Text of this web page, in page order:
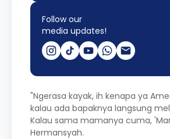
Follow our
media updates!
"Ngerasa kayak, ih kenapa ya
kalau ada bapaknya langsung
Kalau sama mamanya cuma,
Hermansyah.